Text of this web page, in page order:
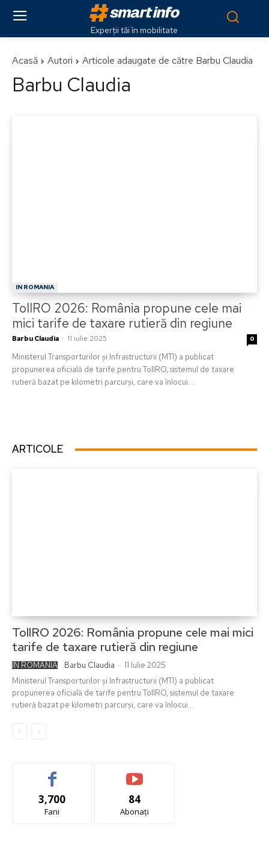
Experții tăi în mobilitate
Acasă Autori Articole adaugate de către Barbu Claudia
Barbu Claudia
IN ROMANIA
TollRO 2026: România propune cele mai
mici tarife de taxare rutieră din regiune
Barbu Claudia - 11 iulie 2025 0
Ministerul Transporturilor și Infrastructurii (MTI) a publicat
propunerea oficială de tarife pentru TollRO, sistemul de taxare
rutieră bazat pe kilometri parcurși, care va înlocui...
ARTICOLE
TollRO 2026: România propune cele mai mici
tarife de taxare rutieră din regiune
IN ROMANIA Barbu Claudia - 11 Iulie 2025
Ministerul Transporturilor și Infrastructurii (MTI) a publicat
propunerea oficială de tarife pentru TollRO, sistemul de taxare
rutieră bazat pe kilometri parcurși, care va înlocui...
3,700
Fani
84
Abonați